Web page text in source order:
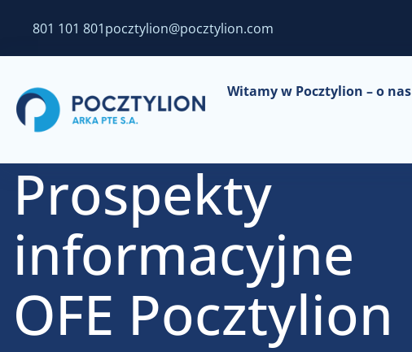
801 101 801pocztylion@pocztylion.com
Witamy w Pocztylion – o nas
Prospekty
informacyjne
OFE Pocztylion